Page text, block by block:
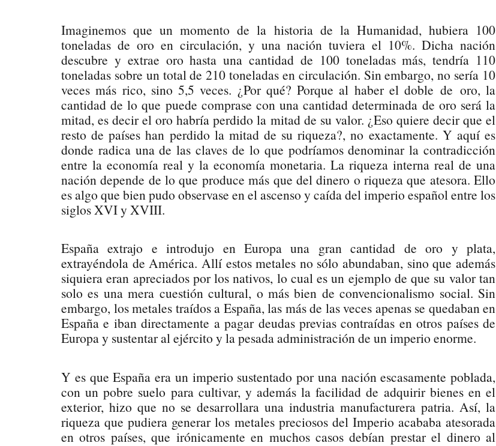
Imaginemos que un momento de la historia de la Humanidad, hubiera 100
toneladas de oro en circulación, y una nación tuviera el 10%. Dicha nación
descubre y extrae oro hasta una cantidad de 100 toneladas más, tendría 110
toneladas sobre un total de 210 toneladas en circulación. Sin embargo, no sería 10
veces más rico, sino 5,5 veces. ¿Por qué? Porque al haber el doble de oro, la
cantidad de lo que puede comprase con una cantidad determinada de oro será la
mitad, es decir el oro habría perdido la mitad de su valor. ¿Eso quiere decir que el
resto de países han perdido la mitad de su riqueza?, no exactamente. Y aquí es
donde radica una de las claves de lo que podríamos denominar la contradicción
entre la economía real y la economía monetaria. La riqueza interna real de una
nación depende de lo que produce más que del dinero o riqueza que atesora. Ello
es algo que bien pudo observase en el ascenso y caída del imperio español entre los
siglos XVI y XVIII.
España extrajo e introdujo en Europa una gran cantidad de oro y plata,
extrayéndola de América. Allí estos metales no sólo abundaban, sino que además
siquiera eran apreciados por los nativos, lo cual es un ejemplo de que su valor tan
solo es una mera cuestión cultural, o más bien de convencionalismo social. Sin
embargo, los metales traídos a España, las más de las veces apenas se quedaban en
España e iban directamente a pagar deudas previas contraídas en otros países de
Europa y sustentar al ejército y la pesada administración de un imperio enorme.
Y es que España era un imperio sustentado por una nación escasamente poblada,
con un pobre suelo para cultivar, y además la facilidad de adquirir bienes en el
exterior, hizo que no se desarrollara una industria manufacturera patria. Así, la
riqueza que pudiera generar los metales preciosos del Imperio acababa atesorada
en otros países, que irónicamente en muchos casos debían prestar el dinero al